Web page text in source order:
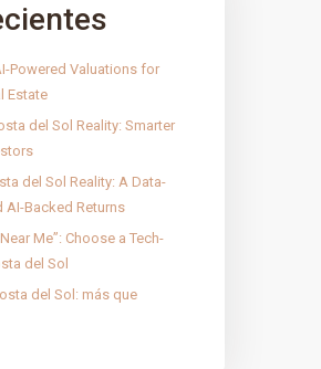
Powered Valuations for
Estate
del Sol Reality: Smarter
del Sol Reality: A Data-
AI-Backed Returns
Me”: Choose a Tech-
del Sol
del Sol: más que